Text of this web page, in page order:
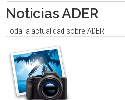
Noticias ADER
Toda la actualidad sobre ADER